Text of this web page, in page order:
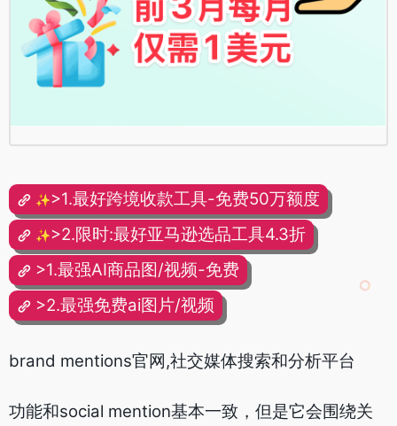
✨>1.最好跨境收款工具-免费50万额度
✨>2.限时:最好亚马逊选品工具4.3折
>1.最强AI商品图/视频-免费
>2.最强免费ai图片/视频
brand mentions官网,社交媒体搜索和分析平台
功能和social mention基本一致，但是它会围绕关